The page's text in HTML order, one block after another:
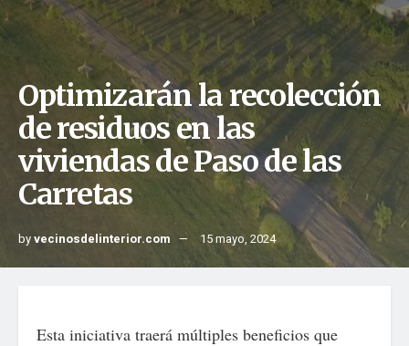
Optimizarán la recolección
de residuos en las
viviendas de Paso de las
Carretas
byvecinosdelinterior.com 15 mayo, 2024
Esta iniciativa traerá múltiples beneficios que